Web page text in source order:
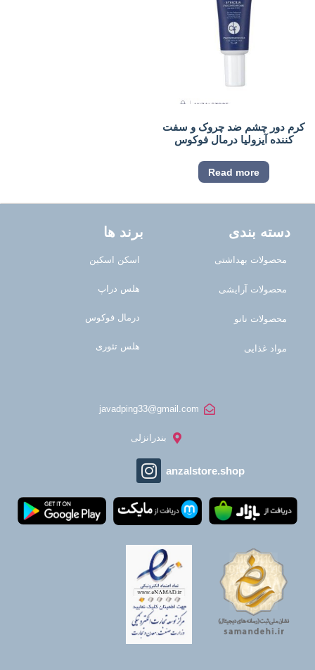
کرم دور چشم ضد چروک و سفت
کننده آیزولیا درمال فوکوس
Read more
دسته بندی
محصولات بهداشتی
محصولات آرایشی
محصولات نانو
مواد غذایی
برند ها
اسکن اسکین
هلس دراپ
درمال فوکوس
هلس تئوری
javadping33@gmail.com
بندرانزلی
anzalstore.shop